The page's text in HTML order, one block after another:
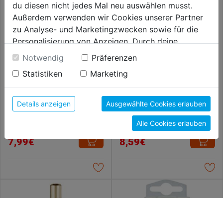
Bit S2 PZ 2x25mm 1
7,99€
Bithalter One-Touch 65mm
1/4"
8,59€
du diesen nicht jedes Mal neu auswählen musst.
Außerdem verwenden wir Cookies unserer Partner
zu Analyse- und Marketingzwecken sowie für die
Personalisierung von Anzeigen. Durch deine
Einwilligung werden die Daten von Drittanbieter,
unter anderem auch in den USA, verarbeitet.
Durch Klick auf "Alle Cookies erlauben" stimmst du
der Verwendung aller Cookies zu. Unter "Details
anzeigen" findest du alle Infos zu den
unterschiedlichen Cookies, unter "Cookies
Konfigurieren" kannst du auswählen, welche Cookies
du zulassen möchtest und welche nicht.
Weitere Informationen findest du in unserer
Datenschutzerklärung.
Notwendig
Präferenzen
Statistiken
Marketing
Details anzeigen Ausgewählte Cookies erlauben
Alle Cookies erlauben